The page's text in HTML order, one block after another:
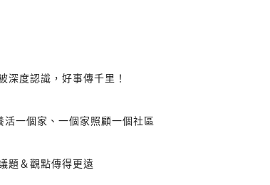
度認識，好事傳千里！
活一個家、一個家照顧一個社區
題＆觀點傳得更遠